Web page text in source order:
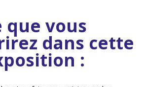
que vous
dans cette
: